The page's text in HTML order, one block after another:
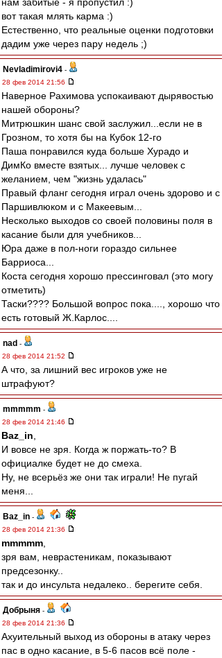
вот такая млять карма :)
Естественно, что реальные оценки подготовки
дадим уже через пару недель ;)
Nevladimirovi4 -
28 фев 2014 21:56
Наверное Рахимова успокаивают дырявостью
нашей обороны?
Митрюшкин шанс свой заслужил...если не в
Грозном, то хотя бы на Кубок 12-го
Паша понравился куда больше Хурадо и
ДимКо вместе взятых... лучше человек с
желанием, чем "жизнь удалась"
Правый фланг сегодня играл очень здорово и с
Паршивлюком и с Макеевым...
Несколько выходов со своей половины поля в
касание были для учебников...
Юра даже в пол-ноги гораздо сильнее
Барриоса...
Коста сегодня хорошо прессинговал (это могу
отметить)
Таски???? Большой вопрос пока...., хорошо что
есть готовый Ж.Карлос....
nad -
28 фев 2014 21:52
А что, за лишний вес игроков уже не
штрафуют?
mmmmm -
28 фев 2014 21:46
Baz_in
И вовсе не зря. Когда ж поржать-то? В
официалке будет не до смеха.
Ну, не всерьёз же они так играли! Не пугай
меня...
Baz_in -
28 фев 2014 21:36
mmmmm
зря вам, неврастеникам, показывают
предсезонку..
так и до инсульта недалеко.. берегите себя.
Добрыня -
28 фев 2014 21:36
Ахуительный выход из обороны в атаку через
пас в одно касание, в 5-6 пасов всё поле -